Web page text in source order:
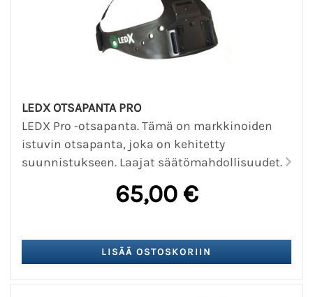
LEDX OTSAPANTA PRO
LEDX Pro -otsapanta. Tämä on markkinoiden
istuvin otsapanta, joka on kehitetty
suunnistukseen. Laajat säätömahdollisuudet.
65,00 €